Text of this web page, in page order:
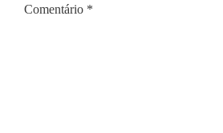
Comentário *